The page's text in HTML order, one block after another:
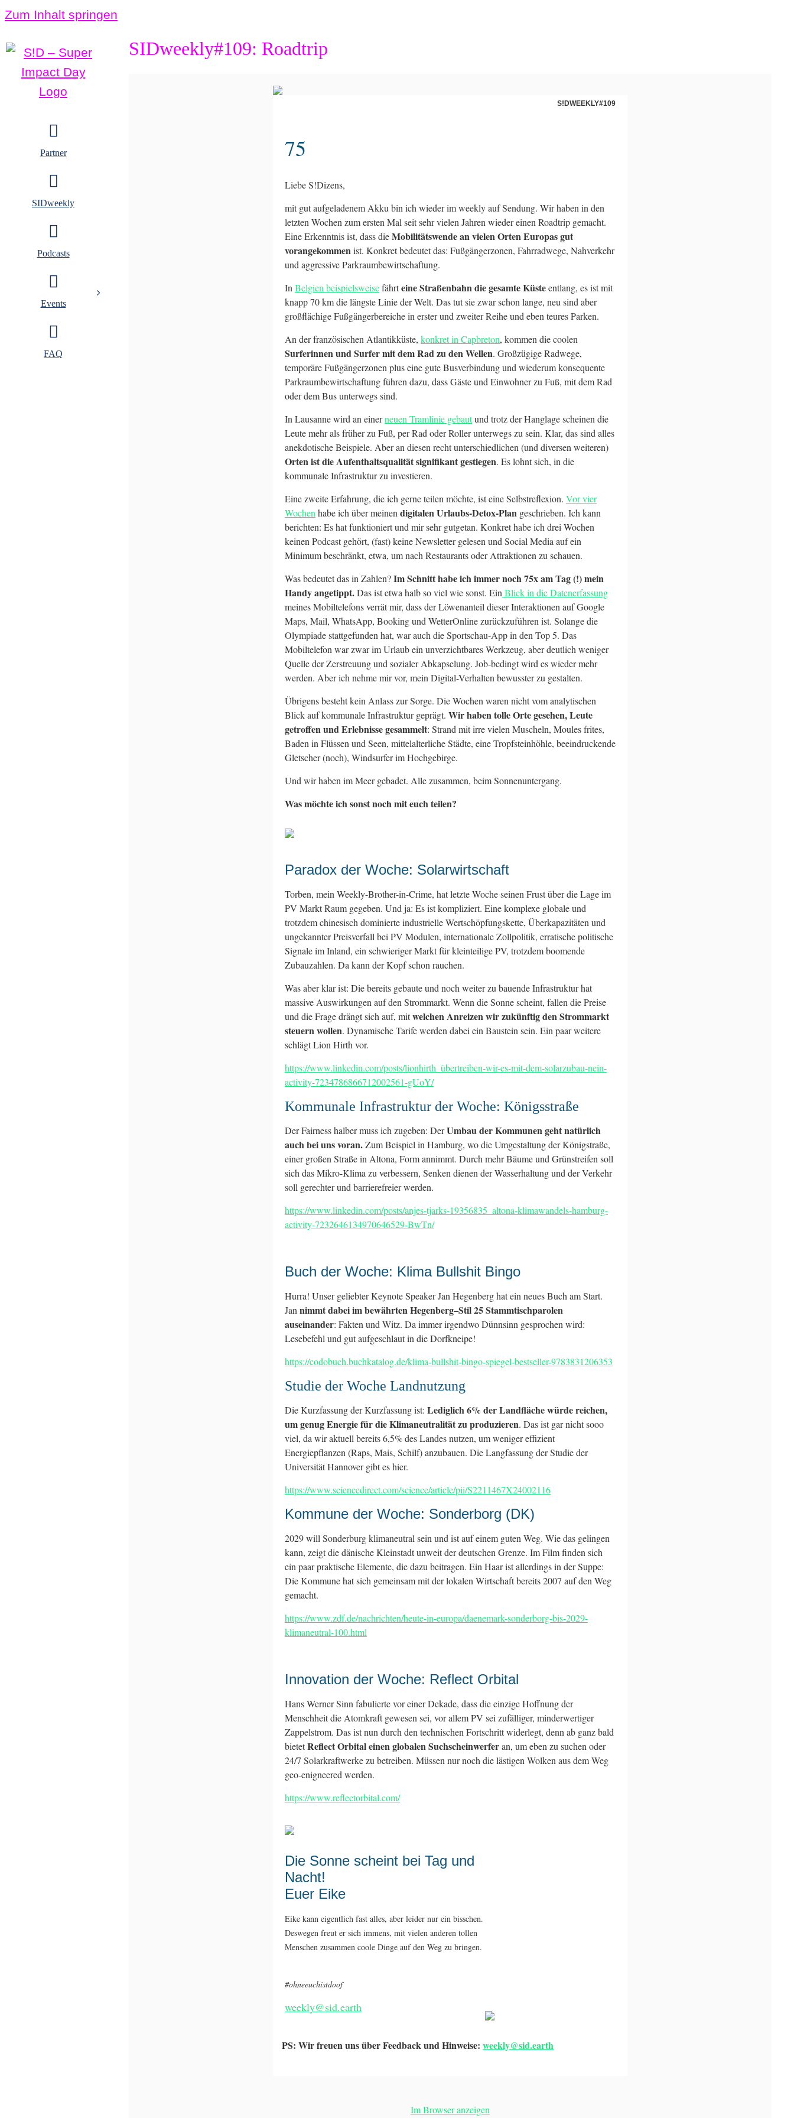
Zum Inhalt springen
Partner
SIDweekly
Podcasts
Events
FAQ
SIDweekly#109: Roadtrip
S!DWEEKLY#109
75
Liebe S!Dizens,
mit gut aufgeladenem Akku bin ich wieder im weekly auf Sendung. Wir haben in den
letzten Wochen zum ersten Mal seit sehr vielen Jahren wieder einen Roadtrip gemacht.
Eine Erkenntnis ist, dass dieMobilitätswende an vielen Orten Europas gut
vorangekommenist. Konkret bedeutet das: Fußgängerzonen, Fahrradwege, Nahverkehr
und aggressive Parkraumbewirtschaftung.
In Belgien beispielsweisefährteine Straßenbahn die gesamte Küsteentlang, es ist mit
knapp 70 km die längste Linie der Welt. Das tut sie zwar schon lange, neu sind aber
großflächige Fußgängerbereiche in erster und zweiter Reihe und eben teures Parken.
An der französischen Atlantikküste, konkret in Capbreton, kommen die coolen
Surferinnen und Surfer mit dem Rad zu den Wellen. Großzügige Radwege,
temporäre Fußgängerzonen plus eine gute Busverbindung und wiederum konsequente
Parkraumbewirtschaftung führen dazu, dass Gäste und Einwohner zu Fuß, mit dem Rad
oder dem Bus unterwegs sind.
In Lausanne wird an einerneuen Tramlinie gebautund trotz der Hanglage scheinen die
Leute mehr als früher zu Fuß, per Rad oder Roller unterwegs zu sein. Klar, das sind alles
anekdotische Beispiele. Aber an diesen recht unterschiedlichen (und diversen weiteren)
Orten ist die Aufenthaltsqualität signifikant gestiegen. Es lohnt sich, in die
kommunale Infrastruktur zu investieren.
Eine zweite Erfahrung, die ich gerne teilen möchte, ist eine Selbstreflexion. Vor vier
Wochen habe ich über meinen digitalen Urlaubs-Detox-Plan geschrieben. Ich kann
berichten: Es hat funktioniert und mir sehr gutgetan. Konkret habe ich drei Wochen
keinen Podcast gehört, (fast) keine Newsletter gelesen und Social Media auf ein
Minimum beschränkt, etwa, um nach Restaurants oder Attraktionen zu schauen.
Was bedeutet das in Zahlen?Im Schnitt habe ich immer noch 75x am Tag (!) mein
Handy angetippt.Das ist etwa halb so viel wie sonst. Ein Blick in die Datenerfassung
meines Mobiltelefons verrät mir, dass der Löwenanteil dieser Interaktionen auf Google
Maps, Mail, WhatsApp, Booking und WetterOnline zurückzuführen ist. Solange die
Olympiade stattgefunden hat, war auch die Sportschau-App in den Top 5. Das
Mobiltelefon war zwar im Urlaub ein unverzichtbares Werkzeug, aber deutlich weniger
Quelle der Zerstreuung und sozialer Abkapselung. Job-bedingt wird es wieder mehr
werden. Aber ich nehme mir vor, mein Digital-Verhalten bewusster zu gestalten.
Übrigens besteht kein Anlass zur Sorge. Die Wochen waren nicht vom analytischen
Blick auf kommunale Infrastruktur geprägt. Wir haben tolle Orte gesehen, Leute
getroffen und Erlebnisse gesammelt: Strand mit irre vielen Muscheln, Moules frites,
Baden in Flüssen und Seen, mittelalterliche Städte, eine Tropfsteinhöhle, beeindruckende
Gletscher (noch), Windsurfer im Hochgebirge.
Und wir haben im Meer gebadet. Alle zusammen, beim Sonnenuntergang.
Was möchte ich sonst noch mit euch teilen?
Paradox der Woche: Solarwirtschaft
Torben, mein Weekly-Brother-in-Crime, hat letzte Woche seinen Frust über die Lage im
PV Markt Raum gegeben. Und ja: Es ist kompliziert. Eine komplexe globale und
trotzdem chinesisch dominierte industrielle Wertschöpfungskette, Überkapazitäten und
ungekannter Preisverfall bei PV Modulen, internationale Zollpolitik, erratische politische
Signale im Inland, ein schwieriger Markt für kleinteilige PV, trotzdem boomende
Zubauzahlen. Da kann der Kopf schon rauchen.
Was aber klar ist: Die bereits gebaute und noch weiter zu bauende Infrastruktur hat
massive Auswirkungen auf den Strommarkt. Wenn die Sonne scheint, fallen die Preise
und die Frage drängt sich auf, mitwelchen Anreizen wir zukünftig den Strommarkt
steuern wollen. Dynamische Tarife werden dabei ein Baustein sein. Ein paar weitere
schlägt Lion Hirth vor.
https://www.linkedin.com/posts/lionhirth_übertreiben-wir-es-mit-dem-solarzubau-nein-
activity-7234786866712002561-gUoY/
Kommunale Infrastruktur der Woche: Königsstraße
Der Fairness halber muss ich zugeben: DerUmbau der Kommunen geht natürlich
auch bei uns voran.Zum Beispiel in Hamburg, wo die Umgestaltung der Königstraße,
einer großen Straße in Altona, Form annimmt. Durch mehr Bäume und Grünstreifen soll
sich das Mikro-Klima zu verbessern, Senken dienen der Wasserhaltung und der Verkehr
soll gerechter und barrierefreier werden.
https://www.linkedin.com/posts/anjes-tjarks-19356835_altona-klimawandels-hamburg-
activity-7232646134970646529-BwTn/
Buch der Woche: Klima Bullshit Bingo
Hurra! Unser geliebter Keynote Speaker Jan Hegenberg hat ein neues Buch am Start.
Jan nimmt dabei im bewährten Hegenberg–Stil 25 Stammtischparolen
auseinander: Fakten und Witz. Da immer irgendwo Dünnsinn gesprochen wird:
Lesebefehl und gut aufgeschlaut in die Dorfkneipe!
https://codobuch.buchkatalog.de/klima-bullshit-bingo-spiegel-bestseller-9783831206353
Studie der Woche Landnutzung
Die Kurzfassung der Kurzfassung ist: Lediglich 6% der Landfläche würde reichen,
um genug Energie für die Klimaneutralität zu produzieren. Das ist gar nicht sooo
viel, da wir aktuell bereits 6,5% des Landes nutzen, um weniger effizient
Energiepflanzen (Raps, Mais, Schilf) anzubauen. Die Langfassung der Studie der
Universität Hannover gibt es hier.
https://www.sciencedirect.com/science/article/pii/S2211467X24002116
Kommune der Woche: Sonderborg (DK)
2029 will Sonderburg klimaneutral sein und ist auf einem guten Weg. Wie das gelingen
kann, zeigt die dänische Kleinstadt unweit der deutschen Grenze. Im Film finden sich
ein paar praktische Elemente, die dazu beitragen. Ein Haar ist allerdings in der Suppe:
Die Kommune hat sich gemeinsam mit der lokalen Wirtschaft bereits 2007 auf den Weg
gemacht.
https://www.zdf.de/nachrichten/heute-in-europa/daenemark-sonderborg-bis-2029-
klimaneutral-100.html
Innovation der Woche: Reflect Orbital
Hans Werner Sinn fabulierte vor einer Dekade, dass die einzige Hoffnung der
Menschheit die Atomkraft gewesen sei, vor allem PV sei zufälliger, minderwertiger
Zappelstrom. Das ist nun durch den technischen Fortschritt widerlegt, denn ab ganz bald
bietetReflect Orbital einen globalen Suchscheinwerferan, um eben zu suchen oder
24/7 Solarkraftwerke zu betreiben. Müssen nur noch die lästigen Wolken aus dem Weg
geo-enigneered werden.
https://www.reflectorbital.com/
Die Sonne scheint bei Tag und
Nacht!
Euer Eike
Eike kann eigentlich fast alles, aber leider nur ein bisschen.
Deswegen freut er sich immens, mit vielen anderen tollen
Menschen zusammen coole Dinge auf den Weg zu bringen.
#ohneeuchistdoof
weekly@sid.earth
PS: Wir freuen uns über Feedback und Hinweise: weekly@sid.earth
Im Browser anzeigen